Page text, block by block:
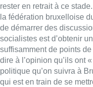
rester en retrait à ce
la fédération bruxelloise
de démarrer des
socialistes est d’obtenir
suffisamment de points
dire à l’opinion qu’ils ont
politique qu’on suivra à
qui est en train de se